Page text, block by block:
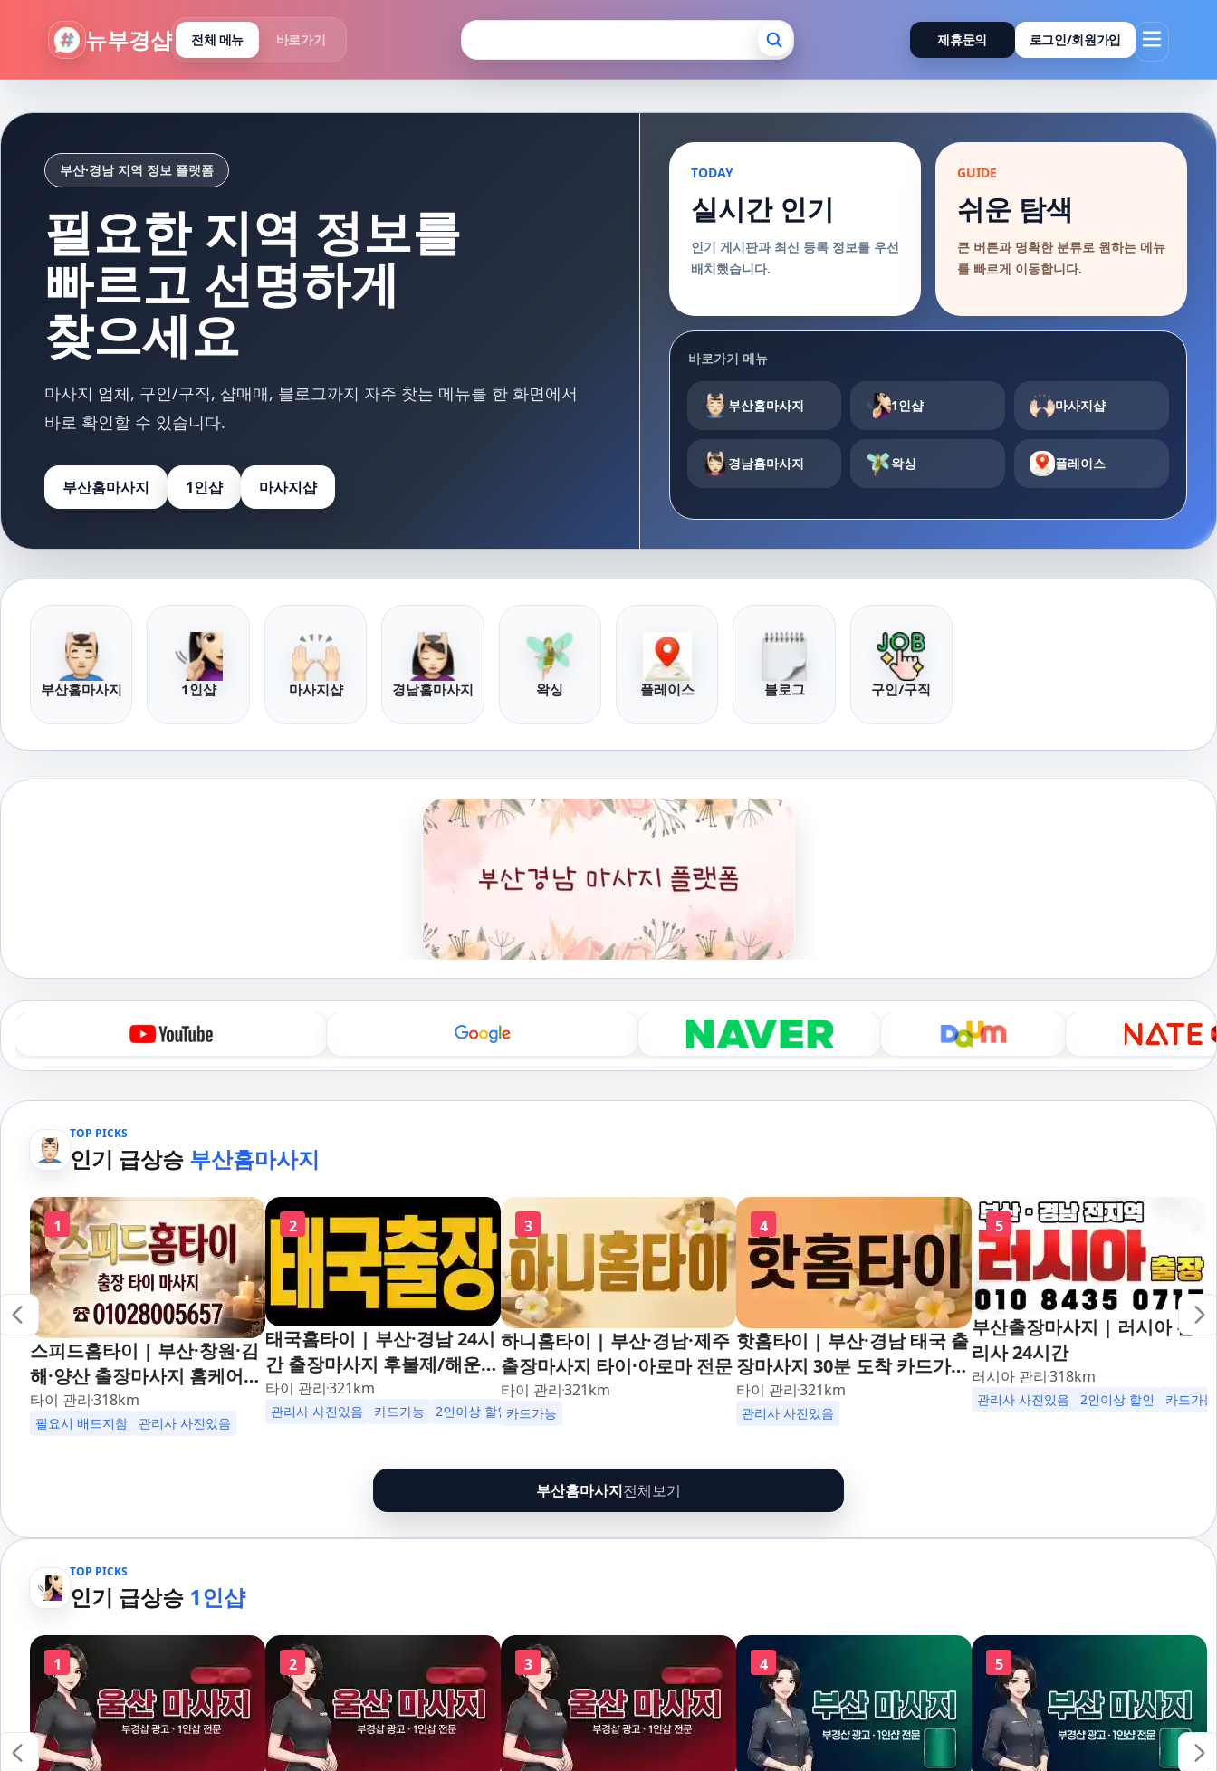
뉴부경샵 전체 메뉴 바로가기 제휴문의 로그인/회원가입
부산·경남 지역 정보 플랫폼
필요한 지역 정보를
빠르고 선명하게
찾으세요
마사지 업체, 구인/구직, 샵매매, 블로그까지 자주 찾는 메뉴를 한 화면에서
바로 확인할 수 있습니다.
부산홈마사지 1인샵 마사지샵
TODAY
실시간 인기
인기 게시판과 최신 등록 정보를 우선
배치했습니다.
GUIDE
쉬운 탐색
큰 버튼과 명확한 분류로 원하는 메뉴
를 빠르게 이동합니다.
바로가기 메뉴
부산홈마사지 1인샵 마사지샵
경남홈마사지 왁싱 플레이스
부산홈마사지 1인샵 마사지샵 경남홈마사지 왁싱 플레이스 블로그 구인/구직
TOP PICKS
인기 급상승 부산홈마사지
1
스피드홈타이 | 부산·창원·김
해·양산 출장마사지 홈케어
24시 카드가능 해운대,사상,
광안리,남포동,구포,덕천,명
초량,사직,온천,미남,만덕,괴
정,학장,금사,서동,반여,반송,
명륜,남천,대연,문현,부전,개
금,가야,주례,괘법,학장,강서,
신호,서구,암남 아로마마사지
타이마사지 출장마사지 홈케
어 홈타이
타이 관리318km
필요시 배드지참 관리사 사진있음
2
태국홈타이 | 부산·경남 24시
간 출장마사지 후불제/해운
대,사상,광안리,남포동,구포,
덕천,명지,민락,수영,동래,남
송도,자갈치,하단,다대포,범
기장,정관,일광,망미,토곡,시
청,양정,초량,사직,온천,미남,
장,강서,신호,서구,암남
타이 관리321km
관리사 사진있음 카드가능 2인이상 할인 업소 이벤트중
3
하니홈타이 | 부산·경남·제주
출장마사지 타이·아로마 전문
타이 관리321km
카드가능
4
핫홈타이 | 부산·경남 태국 출
장마사지 30분 도착 카드가능
24시해운대,사상,광안리,남포
동,구포,덕천,명지,민락,수영,
송,센텀,송도,자갈치,하단,다
대포,범일,범천,우동,마린시
티,송정,기장,정관,일광,망미,
토곡,시청,양정,초량,사직,온
괘법,학장,강서,신호,서구,암
남
타이 관리321km
관리사 사진있음
5
부산출장마사지 | 러시아 관
리사 24시간
러시아 관리318km
관리사 사진있음 2인이상 할인 카드가능
부산홈마사지전체보기
TOP PICKS
인기 급상승 1인샵
1 2 3 4 5